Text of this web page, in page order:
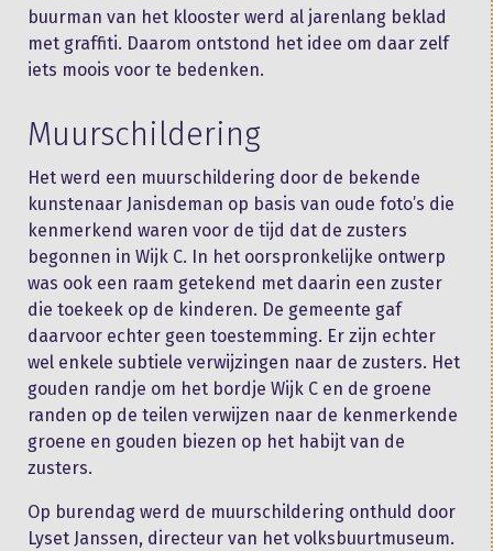
buurman van het klooster werd al jarenlang beklad
met graffiti. Daarom ontstond het idee om daar zelf
iets moois voor te bedenken.
Muurschildering
Het werd een muurschildering door de bekende
kunstenaar Janisdeman op basis van oude foto’s die
kenmerkend waren voor de tijd dat de zusters
begonnen in Wijk C. In het oorspronkelijke ontwerp
was ook een raam getekend met daarin een zuster
die toekeek op de kinderen. De gemeente gaf
daarvoor echter geen toestemming. Er zijn echter
wel enkele subtiele verwijzingen naar de zusters. Het
gouden randje om het bordje Wijk C en de groene
randen op de teilen verwijzen naar de kenmerkende
groene en gouden biezen op het habijt van de
zusters.
Op burendag werd de muurschildering onthuld door
Lyset Janssen, directeur van het volksbuurtmuseum.